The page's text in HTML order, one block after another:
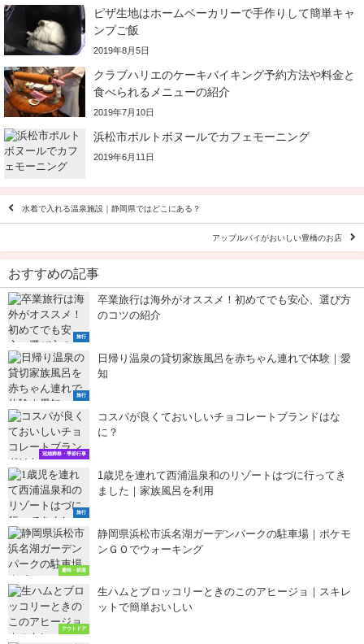
ピザ生地はホームベーカリーで手作りして簡単キャ
ンプご飯
2019年8月5日
クラブハリエのケーキバイキング予約方法や料金と
食べられるメニューの紹介
2019年7月10日
浜松市ポルトボヌールでカフェモーニング
2019年6月11日
水着で入れる温泉施設｜静岡県ではどこにある？
アップルパイがおいしい豊橋のお店
おすすめの記事
旅行
卒業旅行は海外がオススメ！初めてでも安心、選び方
のコツの紹介
旅行
日帰り温泉の貸切家族風呂を赤ちゃん連れで体験｜愛
知
冠婚葬祭・季節行事
コスパが良くておいしいチョコレートブランドはな
に？
旅行
1歳児を連れて西浦温泉和のリゾートはづに行ってき
ました｜家族風呂を利用
趣味・娯楽
静岡県浜松市浜名湖ガーデンパークの駐車場｜ポケモ
ンＧＯでウォーキング
アウトドア
生ハムとブロッコリーときのこのアヒージョ｜スキレ
ットで簡単おいしい